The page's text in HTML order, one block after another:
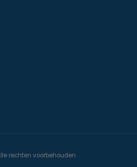
rechten voorbehouden